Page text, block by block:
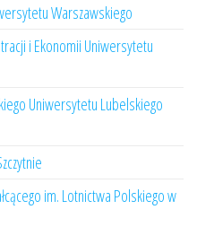
Warszawskiego
i Ekonomii Uniwersytetu
Uniwersytetu Lubelskiego
im. Lotnictwa Polskiego w